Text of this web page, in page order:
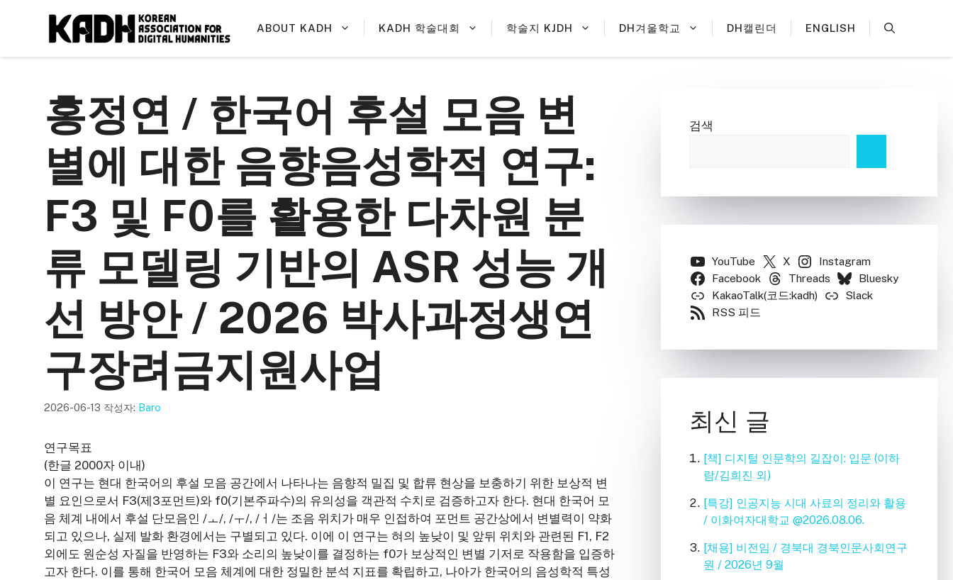
ABOUT KADH KADH 학술대회 학술지 KJDH DH겨울학교 DH캘린더 ENGLISH
홍정연 / 한국어 후설 모음 변
별에 대한 음향음성학적 연구:
F3 및 F0를 활용한 다차원 분
류 모델링 기반의 ASR 성능 개
선 방안 / 2026 박사과정생연
구장려금지원사업
2026-06-13 작성자: Baro
연구목표
(한글 2000자 이내)
이 연구는 현대 한국어의 후설 모음 공간에서 나타나는 음향적 밀집 및 합류 현상을 보충하기 위한 보상적 변
별 요인으로서 F3(제3포먼트)와 f0(기본주파수)의 유의성을 객관적 수치로 검증하고자 한다. 현대 한국어 모
음 체계 내에서 후설 단모음인 /ㅗ/, /ㅜ/, /ㅓ/는 조음 위치가 매우 인접하여 포먼트 공간상에서 변별력이 약화
되고 있으나, 실제 발화 환경에서는 구별되고 있다. 이에 이 연구는 혀의 높낮이 및 앞뒤 위치와 관련된 F1, F2
외에도 원순성 자질을 반영하는 F3와 소리의 높낮이를 결정하는 f0가 보상적인 변별 기저로 작용함을 입증하
고자 한다. 이를 통해 한국어 모음 체계에 대한 정밀한 분석 지표를 확립하고, 나아가 한국어의 음성학적 특성
검색
YouTube X
Instagram
Facebook
Threads
Bluesky
KakaoTalk(코드:kadh)
Slack
RSS 피드
최신 글
[책] 디지털 인문학의 길잡이: 입문 (이하
람/김희진 외)
[특강] 인공지능 시대 사료의 정리와 활용
/ 이화여자대학교 @2026.08.06.
[채용] 비전임 / 경북대 경북인문사회연구
원 / 2026년 9월